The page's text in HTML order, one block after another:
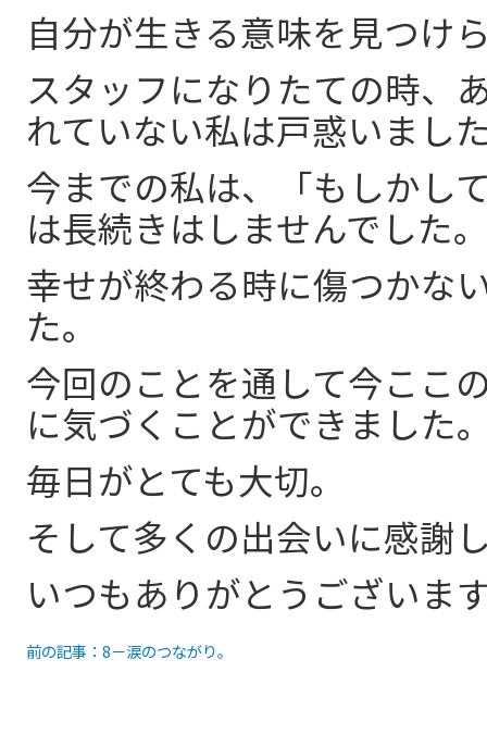
自分が生きる意味を見つけ
スタッフになりたての時、
れていない私は戸惑いまし
今までの私は、「もしかし
は長続きはしませんでした
幸せが終わる時に傷つかな
た。
今回のことを通して今ここ
に気づくことができました
毎日がとても大切。
そして多くの出会いに感謝
いつもありがとうございま
前の記事：8－涙のつながり。